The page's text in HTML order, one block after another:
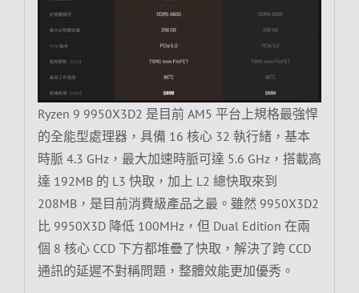
Ryzen 9 9950X3D2 是目前 AM5 平台上規格最強悍
的全能型處理器，具備 16 核心 32 執行緒，基本
時脈 4.3 GHz，最大加速時脈可達 5.6 GHz，搭載高
達 192MB 的 L3 快取，加上 L2 總快取來到
208MB，是目前消費級產品之最。雖然 9950X3D2
比 9950X3D 降低 100MHz，但 Dual Edition 在兩
個 8 核心 CCD 下方都堆疊了快取，解決了跨 CCD
通訊的延遲不對稱問題，整體效能更加優秀。